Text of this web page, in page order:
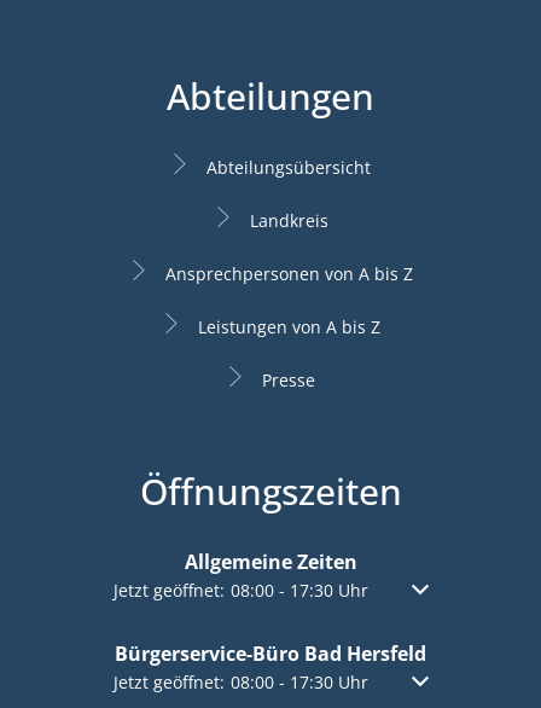
Abteilungen
Abteilungsübersicht
Landkreis
Ansprechpersonen von A bis Z
Leistungen von A bis Z
Presse
Öffnungszeiten
Allgemeine Zeiten
Klicken, um weitere Öffnungs- oder Schließzeiten
Jetzt geöffnet: 08:00- 17:30Uhr Von 08:00 bis
Bürgerservice-Büro Bad Hersfeld
Klicken, um weitere Öffnungs- oder Schließzeiten
Jetzt geöffnet: 08:00- 17:30Uhr Von 08:00 bis